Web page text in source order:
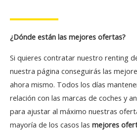
¿Dónde están las mejores ofertas?
Si quieres contratar nuestro renting
nuestra página conseguirás las
ahora mismo. Todos los días
relación con las marcas de coches y
para ajustar al máximo nuestras
mayoría de los casos las mejores